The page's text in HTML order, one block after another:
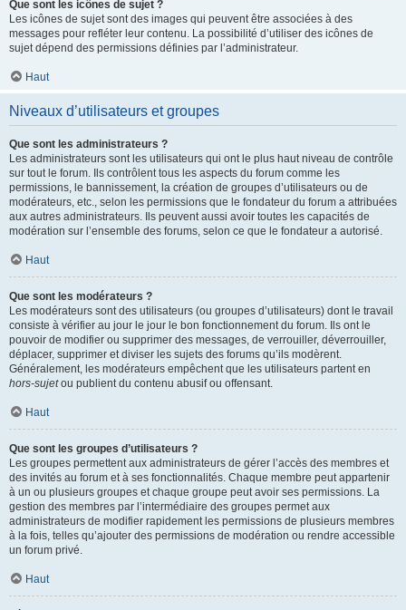
Que sont les icônes de sujet ?
Les icônes de sujet sont des images qui peuvent être associées à des
messages pour refléter leur contenu. La possibilité d’utiliser des icônes de
sujet dépend des permissions définies par l’administrateur.
Haut
Niveaux d’utilisateurs et groupes
Que sont les administrateurs ?
Les administrateurs sont les utilisateurs qui ont le plus haut niveau de contrôle
sur tout le forum. Ils contrôlent tous les aspects du forum comme les
permissions, le bannissement, la création de groupes d’utilisateurs ou de
modérateurs, etc., selon les permissions que le fondateur du forum a attribuées
aux autres administrateurs. Ils peuvent aussi avoir toutes les capacités de
modération sur l’ensemble des forums, selon ce que le fondateur a autorisé.
Haut
Que sont les modérateurs ?
Les modérateurs sont des utilisateurs (ou groupes d’utilisateurs) dont le travail
consiste à vérifier au jour le jour le bon fonctionnement du forum. Ils ont le
pouvoir de modifier ou supprimer des messages, de verrouiller, déverrouiller,
déplacer, supprimer et diviser les sujets des forums qu’ils modèrent.
Généralement, les modérateurs empêchent que les utilisateurs partent en
hors-sujetou publient du contenu abusif ou offensant.
Haut
Que sont les groupes d’utilisateurs ?
Les groupes permettent aux administrateurs de gérer l’accès des membres et
des invités au forum et à ses fonctionnalités. Chaque membre peut appartenir
à un ou plusieurs groupes et chaque groupe peut avoir ses permissions. La
gestion des membres par l’intermédiaire des groupes permet aux
administrateurs de modifier rapidement les permissions de plusieurs membres
à la fois, telles qu’ajouter des permissions de modération ou rendre accessible
un forum privé.
Haut